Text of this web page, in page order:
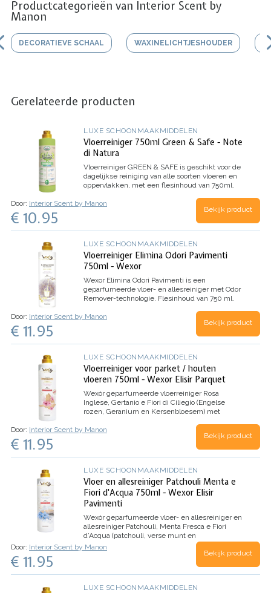
Productcategorieën van Interior Scent by
Manon
DECORATIEVE SCHAAL WAXINELICHTJESHOUDER
Gerelateerde producten
LUXE SCHOONMAAKMIDDELEN
Vloerreiniger 750ml Green & Safe - Note
di Natura
Vloerreiniger GREEN & SAFE is geschikt voor de
dagelijkse reiniging van alle soorten vloeren en
oppervlakken, met een flesinhoud van 750ml.
Door: Interior Scent by Manon
€ 10.95 Bekijk product
LUXE SCHOONMAAKMIDDELEN
Vloerreiniger Elimina Odori Pavimenti
750ml - Wexor
Wexor Elimina Odori Pavimenti is een
geparfumeerde vloer- en allesreiniger met Odor
Remover-technologie. Flesinhoud van 750 ml.
Door: Interior Scent by Manon
€ 11.95 Bekijk product
LUXE SCHOONMAAKMIDDELEN
Vloerreiniger voor parket / houten
vloeren 750ml - Wexor Elisir Parquet
Wexór geparfumeerde vloerreiniger Rosa
Inglese, Gertanio e Fiori di Ciliegio (Engelse
rozen, Geranium en Kersenbloesem) met
houten vloeren.
Flesinhoud van 750 ml.
Door: Interior Scent by Manon
€ 11.95 Bekijk product
LUXE SCHOONMAAKMIDDELEN
Vloer en allesreiniger Patchouli Menta e
Fiori d'Acqua 750ml - Wexor Elisir
Pavimenti
Wexór geparfumeerde vloer- en allesreiniger en
allesreiniger Patchouli, Menta Fresca e Fiori
d’Acqua (patchouli, verse munt en
waterbloemen)
Flesinhoud van 750 ml.
Door: Interior Scent by Manon
€ 11.95 Bekijk product
LUXE SCHOONMAAKMIDDELEN